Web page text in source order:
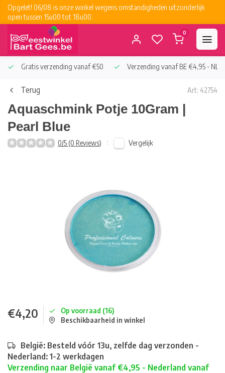
Opgelet! 06/08 is onze winkel wegens omstandigheden uitzonderlijk
open tussen 15u00 tot 18u00.
0
Gratis verzending vanaf €50 Verzending vanaf BE €4,95 - NL
Terug Art: 42754
Aquaschmink Potje 10Gram |
Pearl Blue
0/5 (0 Reviews) Vergelijk
€4,20
Op voorraad (16)
Beschikbaarheid in winkel
België: Besteld vóór 13u, zelfde dag verzonden -
Nederland: 1-2 werkdagen
Verzending naar België vanaf €4,95 - Nederland vanaf